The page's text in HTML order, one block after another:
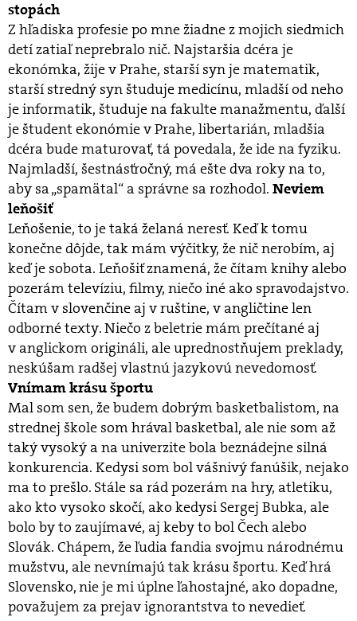
stopách
Z hľadiska profesie po mne žiadne z mojich siedmich
detí zatiaľ neprebralo nič. Najstaršia dcéra je
ekonómka, žije v Prahe, starší syn je matematik,
starší stredný syn študuje medicínu, mladší od neho
je informatik, študuje na fakulte manažmentu, ďalší
je študent ekonómie v Prahe, libertarián, mladšia
dcéra bude maturovať, tá povedala, že ide na fyziku.
Najmladší, šestnásťročný, má ešte dva roky na to,
aby sa „spamätal“ a správne sa rozhodol. Neviem
leňošiť
Leňošenie, to je taká želaná neresť. Keď k tomu
konečne dôjde, tak mám výčitky, že nič nerobím, aj
keď je sobota. Leňošiť znamená, že čítam knihy alebo
pozerám televíziu, filmy, niečo iné ako spravodajstvo.
Čítam v slovenčine aj v ruštine, v angličtine len
odborné texty. Niečo z beletrie mám prečítané aj
v anglickom origináli, ale uprednostňujem preklady,
neskúšam radšej vlastnú jazykovú nevedomosť.
Vnímam krásu športu
Mal som sen, že budem dobrým basketbalistom, na
strednej škole som hrával basketbal, ale nie som až
taký vysoký a na univerzite bola beznádejne silná
konkurencia. Kedysi som bol vášnivý fanúšik, nejako
ma to prešlo. Stále sa rád pozerám na hry, atletiku,
ako kto vysoko skočí, ako kedysi Sergej Bubka, ale
bolo by to zaujímavé, aj keby to bol Čech alebo
Slovák. Chápem, že ľudia fandia svojmu národnému
mužstvu, ale nevnímajú tak krásu športu. Keď hrá
Slovensko, nie je mi úplne ľahostajné, ako dopadne,
považujem za prejav ignorantstva to nevedieť.